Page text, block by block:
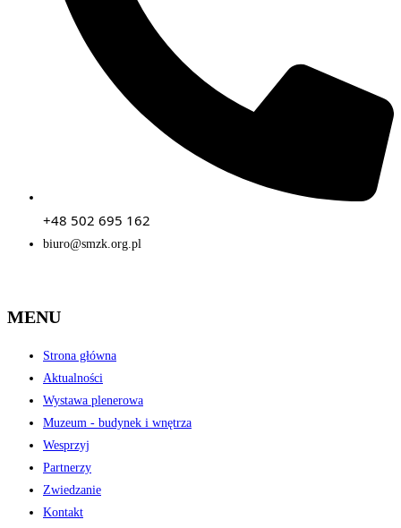
+48 502 695 162
biuro@smzk.org.pl
MENU
Strona główna
Aktualności
Wystawa plenerowa
Muzeum - budynek i wnętrza
Wesprzyj
Partnerzy
Zwiedzanie
Kontakt